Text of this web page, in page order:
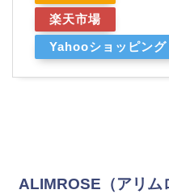
楽天市場
Yahooショッピング
ALIMROSE（アリ